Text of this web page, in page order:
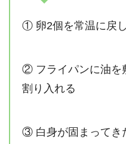
① 卵2個を常温に戻
② フライパンに油を
割り入れる
③ 白身が固まってき